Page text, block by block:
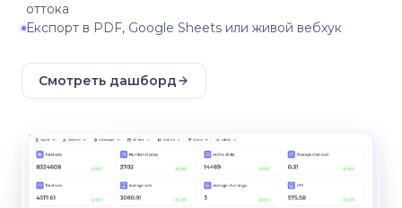
оттока
Експорт в PDF, Google Sheets или живой вебхук
Смотреть дашборд